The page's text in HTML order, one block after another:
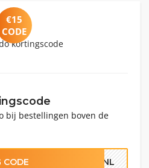
€15
CODE
bij bestellingen boven de
CODE E_NL